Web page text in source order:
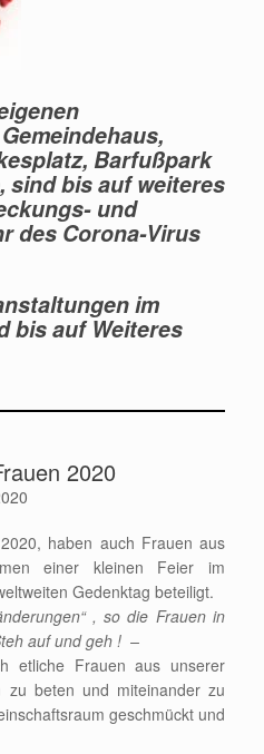
Barfußpark
sind bis auf weiteres
und
des Corona-Virus
im
bis auf Weiteres
2020
haben auch Frauen aus
einer kleinen Feier im
Gedenktag beteiligt.
, so die Frauen in
auf und geh ! –
etliche Frauen aus unserer
zu beten und miteinander zu
geschmückt und